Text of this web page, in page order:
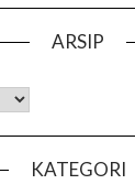
ARSIP
KATEGORI